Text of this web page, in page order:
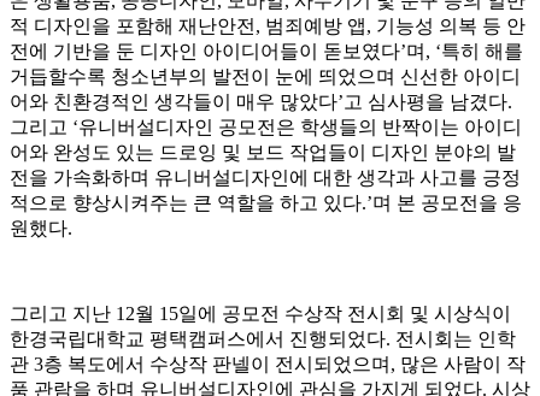
적 디자인을 포함해 재난안전, 범죄예방 앱, 기능성 의복 등 안
전에 기반을 둔 디자인 아이디어들이 돋보였다’며, ‘특히 해를
거듭할수록 청소년부의 발전이 눈에 띄었으며 신선한 아이디
어와 친환경적인 생각들이 매우 많았다’고 심사평을 남겼다.
그리고 ‘유니버설디자인 공모전은 학생들의 반짝이는 아이디
어와 완성도 있는 드로잉 및 보드 작업들이 디자인 분야의 발
전을 가속화하며 유니버설디자인에 대한 생각과 사고를 긍정
적으로 향상시켜주는 큰 역할을 하고 있다.’며 본 공모전을 응
원했다.
그리고 지난 12월 15일에 공모전 수상작 전시회 및 시상식이
한경국립대학교 평택캠퍼스에서 진행되었다. 전시회는 인학
관 3층 복도에서 수상작 판넬이 전시되었으며, 많은 사람이 작
품 관람을 하며 유니버설디자인에 관심을 가지게 되었다. 시상